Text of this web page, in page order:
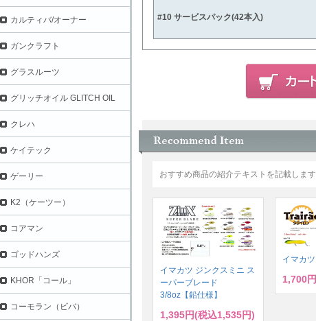
#10 サービスパック(42本入)
おすすめ商品の紹介テキストを記載します
イマカツ ジンクスミニ ス
ーパーブレード
3/8oz【鉛仕様】
1,395円(税込1,535円)
イマカ
1,700
カルティバ/オーナー
ガンクラフト
グラスルーツ
グリッチオイル GLITCH OIL
クレハ
ケイテック
ゲーリー
K2（ケーツー）
コアマン
ゴッドハンズ
KHOR「コール」
コーモラン（ビバ）